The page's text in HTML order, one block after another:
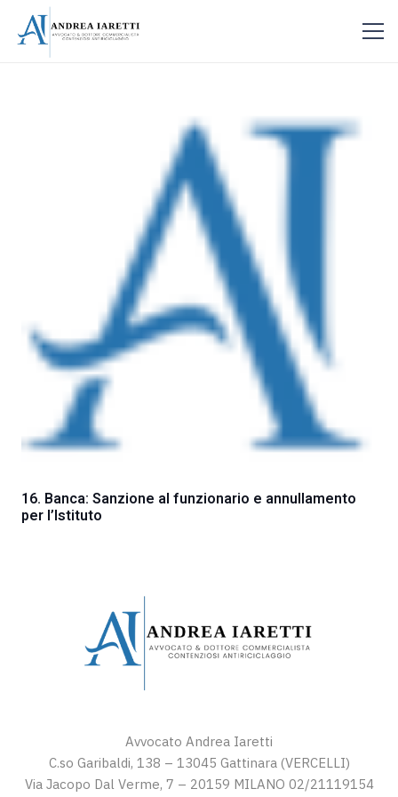
16. Banca: Sanzione al funzionario e annullamento
per l’Istituto
Avvocato Andrea Iaretti
C.so Garibaldi, 138 – 13045 Gattinara (VERCELLI)
Via Jacopo Dal Verme, 7 – 20159 MILANO 02/21119154